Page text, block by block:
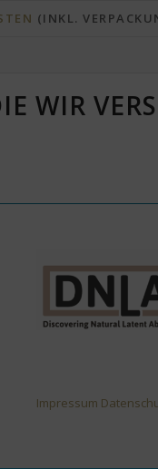
(INKL.
WIR
Impressum